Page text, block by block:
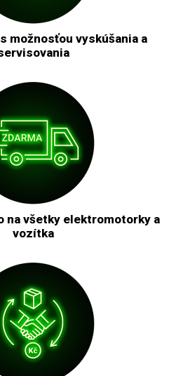
možnosťou vyskúšania a
na všetky elektromotorky a
vozítka